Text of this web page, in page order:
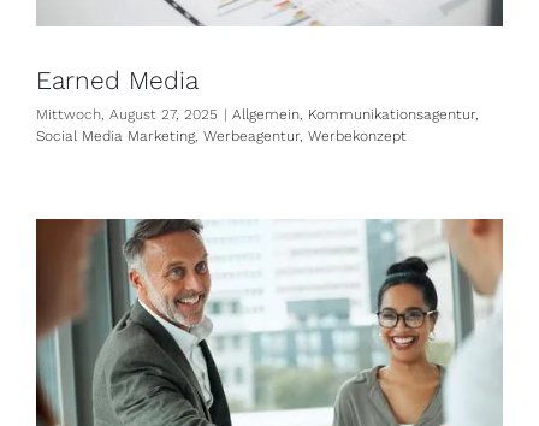
Earned Media
Mittwoch, August 27, 2025 | Allgemein, Kommunikationsagentur,
Social Media Marketing, Werbeagentur, Werbekonzept